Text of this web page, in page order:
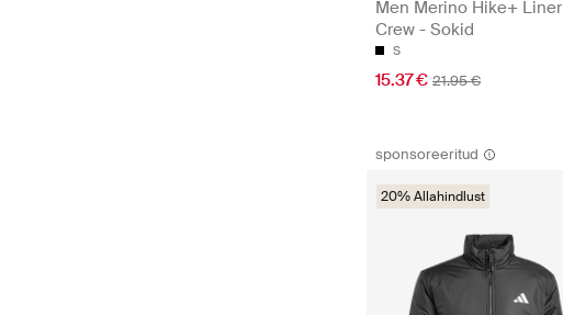
Men Merino Hike+ Liner
Crew - Sokid
S
15.37 € 21.95 €
sponsoreeritud
20% Allahindlust